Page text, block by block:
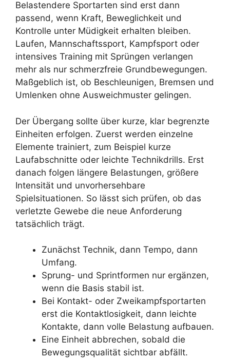
Belastendere Sportarten sind erst dann
passend, wenn Kraft, Beweglichkeit und
Kontrolle unter Müdigkeit erhalten bleiben.
Laufen, Mannschaftssport, Kampfsport oder
intensives Training mit Sprüngen verlangen
mehr als nur schmerzfreie Grundbewegungen.
Maßgeblich ist, ob Beschleunigen, Bremsen und
Umlenken ohne Ausweichmuster gelingen.
Der Übergang sollte über kurze, klar begrenzte
Einheiten erfolgen. Zuerst werden einzelne
Elemente trainiert, zum Beispiel kurze
Laufabschnitte oder leichte Technikdrills. Erst
danach folgen längere Belastungen, größere
Intensität und unvorhersehbare
Spielsituationen. So lässt sich prüfen, ob das
verletzte Gewebe die neue Anforderung
tatsächlich trägt.
Zunächst Technik, dann Tempo, dann
Umfang.
Sprung- und Sprintformen nur ergänzen,
wenn die Basis stabil ist.
Bei Kontakt- oder Zweikampfsportarten
erst die Kontaktlosigkeit, dann leichte
Kontakte, dann volle Belastung aufbauen.
Eine Einheit abbrechen, sobald die
Bewegungsqualität sichtbar abfällt.